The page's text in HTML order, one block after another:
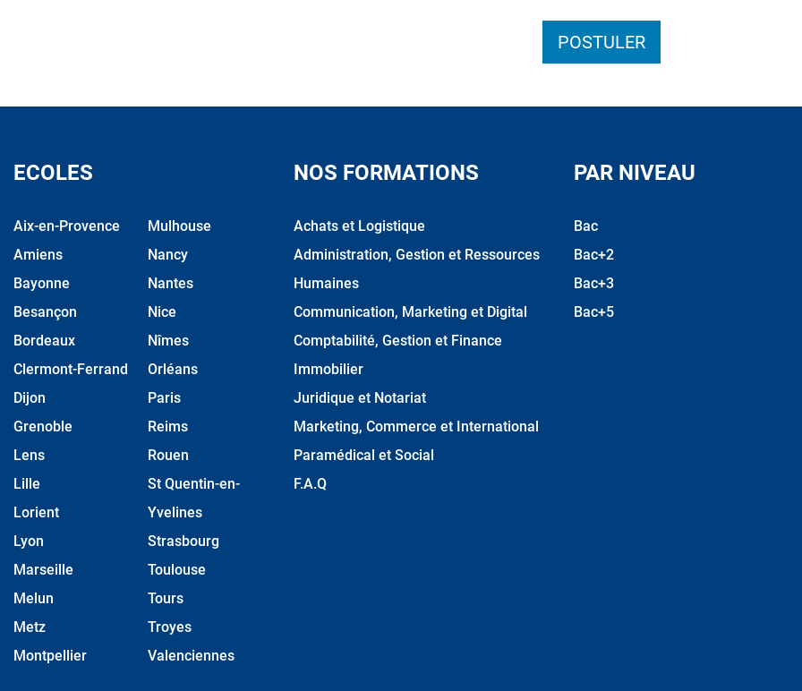
POSTULER
ECOLES
Aix-en-Provence
Amiens
Bayonne
Besançon
Bordeaux
Clermont-Ferrand
Dijon
Grenoble
Lens
Lille
Lorient
Lyon
Marseille
Melun
Metz
Montpellier
Mulhouse
Nancy
Nantes
Nice
Nîmes
Orléans
Paris
Reims
Rouen
St Quentin-en-
Yvelines
Strasbourg
Toulouse
Tours
Troyes
Valenciennes
NOS FORMATIONS
Achats et Logistique
Administration, Gestion et Ressources
Humaines
Communication, Marketing et Digital
Comptabilité, Gestion et Finance
Immobilier
Juridique et Notariat
Marketing, Commerce et International
Paramédical et Social
F.A.Q
PAR NIVEAU
Bac
Bac+2
Bac+3
Bac+5